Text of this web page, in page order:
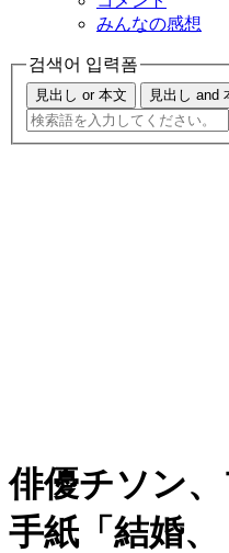
みんなの感想
검색어 입력폼
見出し or 本文 見出し and
俳優チソン
手紙「結婚